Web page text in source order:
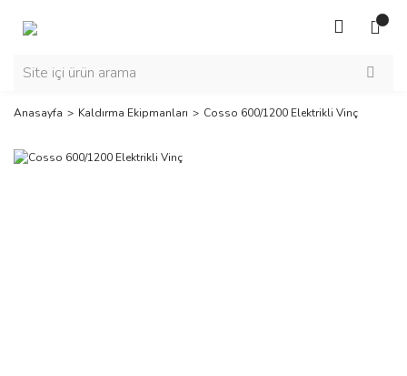
Anasayfa Kaldırma Ekipmanları Cosso 600/1200 Elektrikli Vinç